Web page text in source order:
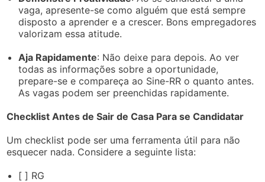
vaga, apresente-se como alguém que está sempre
disposto a aprender e a crescer. Bons empregadores
valorizam essa atitude.
Aja Rapidamente: Não deixe para depois. Ao ver
todas as informações sobre a oportunidade,
prepare-se e compareça ao Sine-RR o quanto antes.
As vagas podem ser preenchidas rapidamente.
Checklist Antes de Sair de Casa Para se Candidatar
Um checklist pode ser uma ferramenta útil para não
esquecer nada. Considere a seguinte lista:
[ ] RG